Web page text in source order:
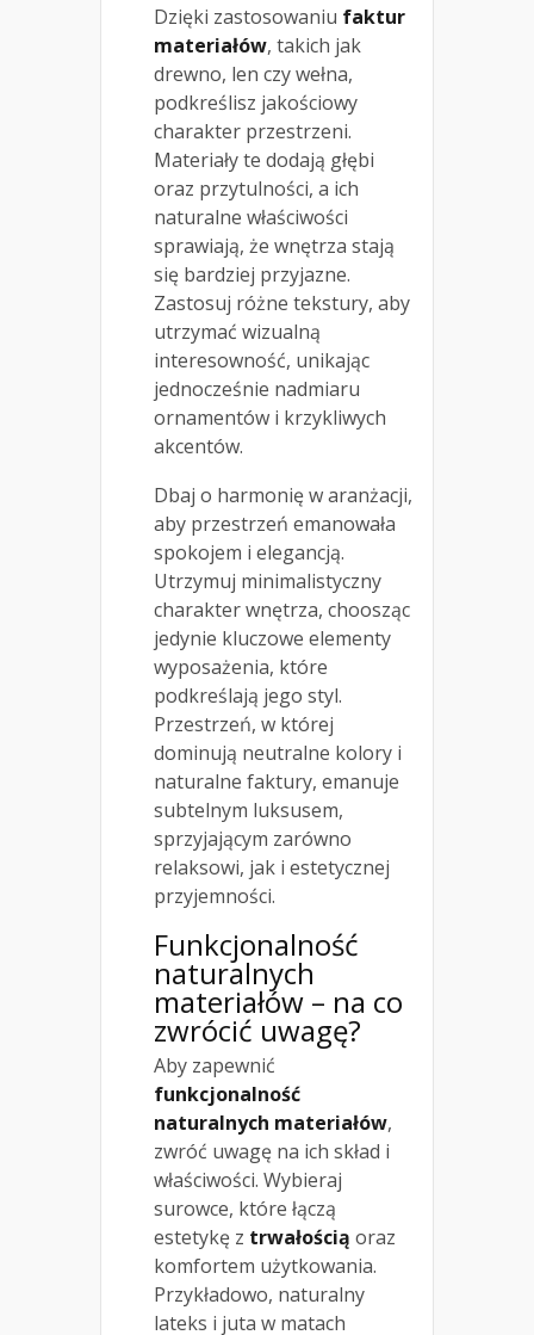
Dzięki zastosowaniu faktur
materiałów, takich jak
drewno, len czy wełna,
podkreślisz jakościowy
charakter przestrzeni.
Materiały te dodają głębi
oraz przytulności, a ich
naturalne właściwości
sprawiają, że wnętrza stają
się bardziej przyjazne.
Zastosuj różne tekstury, aby
utrzymać wizualną
interesowność, unikając
jednocześnie nadmiaru
ornamentów i krzykliwych
akcentów.
Dbaj o harmonię w aranżacji,
aby przestrzeń emanowała
spokojem i elegancją.
Utrzymuj minimalistyczny
charakter wnętrza, choosząc
jedynie kluczowe elementy
wyposażenia, które
podkreślają jego styl.
Przestrzeń, w której
dominują neutralne kolory i
naturalne faktury, emanuje
subtelnym luksusem,
sprzyjającym zarówno
relaksowi, jak i estetycznej
przyjemności.
Funkcjonalność
naturalnych
materiałów – na co
zwrócić uwagę?
Aby zapewnić
funkcjonalność
naturalnych materiałów,
zwróć uwagę na ich skład i
właściwości. Wybieraj
surowce, które łączą
estetykę z trwałością oraz
komfortem użytkowania.
Przykładowo, naturalny
lateks i juta w matach